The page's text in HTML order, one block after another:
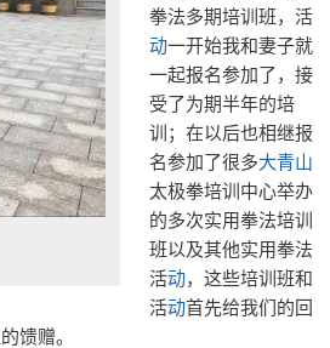
拳法多期培训班，活
动一开始我和妻子就
一起报名参加了，接
受了为期半年的培
训；在以后也相继报
名参加了很多大青山
太极拳培训中心举办
的多次实用拳法培训
班以及其他实用拳法
活动，这些培训班和
活动首先给我们的回
馈赠。